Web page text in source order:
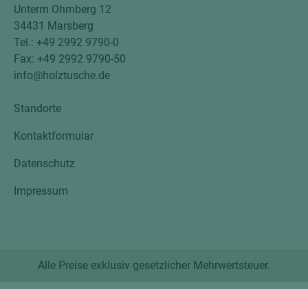
Unterm Ohmberg 12
34431 Marsberg
Tel.: +49 2992 9790-0
Fax: +49 2992 9790-50
info@holztusche.de
Standorte
Kontaktformular
Datenschutz
Impressum
Alle Preise exklusiv gesetzlicher Mehrwertsteuer.